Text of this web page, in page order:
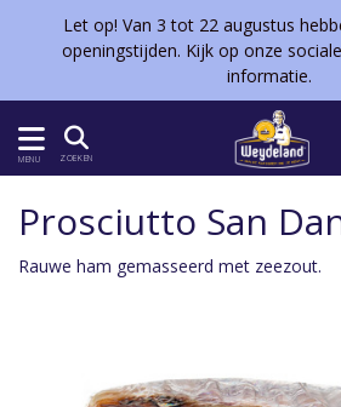
Let op! Van 3 tot 22 augustus
openingstijden. Kijk op onze
informatie.
MENU ZOEKEN
Prosciutto San
Rauwe ham gemasseerd met zeezout.